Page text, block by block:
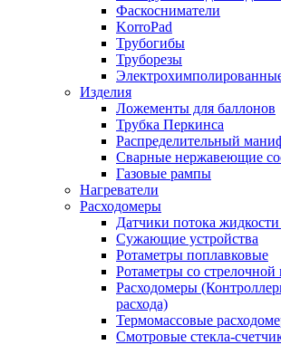
Фаскосниматели
KorroPad
Трубогибы
Труборезы
Изделия
Ложементы для баллонов
Трубка Перкинса
Распределительный
Сварные нержавеющие
Газовые рампы
Нагреватели
Расходомеры
Датчики потока жидкости
Сужающие устройства
Ротаметры поплавковые
Ротаметры со
Расходомеры
расхода)
Термомассовые
Смотровые стекла-